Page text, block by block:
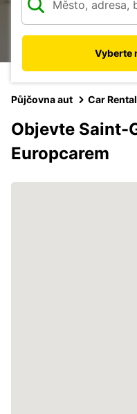
Vyberte
Půjčovna aut Car
Objevte Saint-
Europcarem